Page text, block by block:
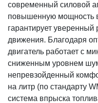
современный силовой
повышенную мощность
гарантирует
движения. Благодаря
двигатель работает с
сниженным уровнем
непревзойденный
на литр (по стандарту
система впрыска